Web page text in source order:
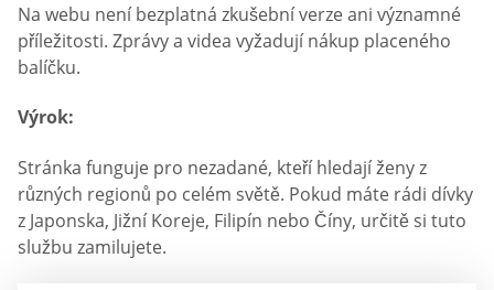
Na webu není bezplatná zkušební verze ani významné
příležitosti. Zprávy a videa vyžadují nákup placeného
balíčku.
Výrok:
Stránka funguje pro nezadané, kteří hledají ženy z
různých regionů po celém světě. Pokud máte rádi dívky
z Japonska, Jižní Koreje, Filipín nebo Číny, určitě si tuto
službu zamilujete.